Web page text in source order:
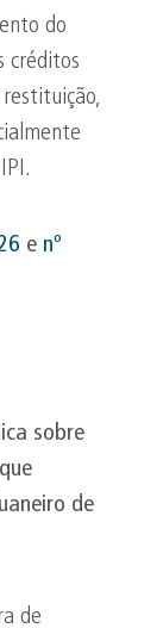
do
créditos
e nº
sobre
de
de